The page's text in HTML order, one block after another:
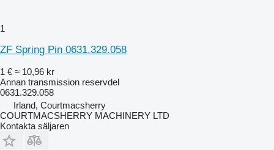
1
ZF Spring Pin 0631.329.058
1 € ≈ 10,96 kr
Annan transmission reservdel
0631.329.058
Irland, Courtmacsherry
COURTMACSHERRY MACHINERY LTD
Kontakta säljaren